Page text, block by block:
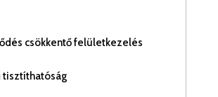
csökkentő felületkezelés
tisztíthatóság